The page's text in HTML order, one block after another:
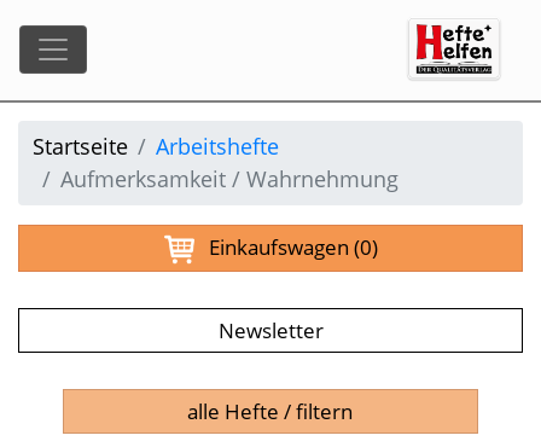
Startseite
Arbeitshefte
Aufmerksamkeit / Wahrnehmung
Einkaufswagen (0)
Newsletter
alle Hefte / filtern